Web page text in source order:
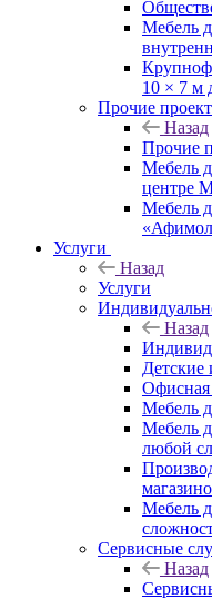
Мебель
10 × 7 м
Прочие
Назад
Прочие
Мебель
центре
Мебель
Услуги
Назад
Услуги
Назад
Детские
Офисная
Мебель
Мебель
любой
Мебель
Сервисные
Назад